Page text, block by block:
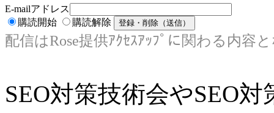
E-mailアドレス
購読開始
購読解除
配信はRose提供ｱｸｾｽｱｯﾌﾟに関わる内容
SEO対策技術会やSEO